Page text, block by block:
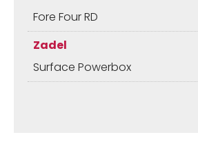
Fore Four RD
Zadel
Surface Powerbox